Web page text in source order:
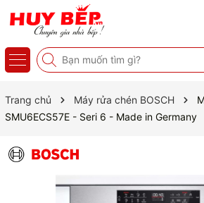
Trang chủ Máy rửa chén BOSCH
SMU6ECS57E - Seri 6 - Made in Germany